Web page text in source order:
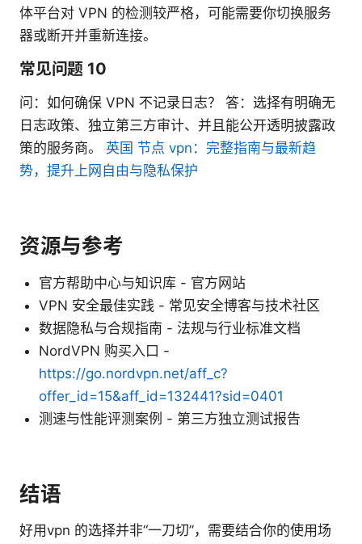
体平台对 VPN 的检测较严格，可能需要你切换服务
器或断开并重新连接。
常见问题 10
问：如何确保 VPN 不记录日志？ 答：选择有明确无
日志政策、独立第三方审计、并且能公开透明披露政
策的服务商。 英国 节点 vpn：完整指南与最新趋
势，提升上网自由与隐私保护
资源与参考
官方帮助中心与知识库 - 官方网站
VPN 安全最佳实践 - 常见安全博客与技术社区
数据隐私与合规指南 - 法规与行业标准文档
NordVPN 购买入口 -
https://go.nordvpn.net/aff_c?
offer_id=15&aff_id=132441?sid=0401
测速与性能评测案例 - 第三方独立测试报告
结语
好用vpn 的选择并非“一刀切”，需要结合你的使用场